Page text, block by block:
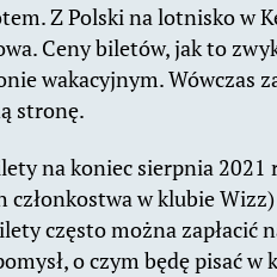
Z Polski na lotnisko w
Ceny biletów, jak to
wakacyjnym. Wówczas
stronę.
na koniec sierpnia
członkostwa w klubie
często można zapłacić
o czym będę pisać w